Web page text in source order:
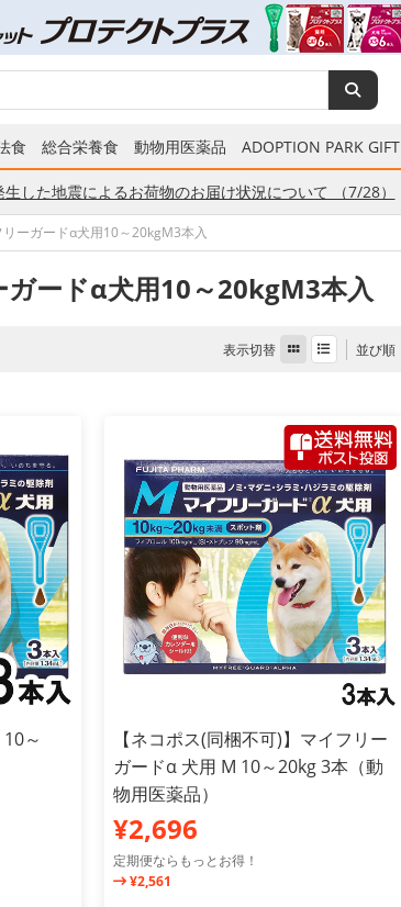
食 総合栄養食 動物用医薬品 ADOPTION PARK GIFT
した地震によるお荷物のお届け状況について （7/28）
リーガードα犬用10～20kgM3本入
ガードα犬用10～20kgM3本入
表示切替 並び順
～
【ネコポス(同梱不可)】マイフリー
ガードα 犬用 M 10～20kg 3本（動
物用医薬品）
¥2,696
定期便ならもっとお得！
¥2,561